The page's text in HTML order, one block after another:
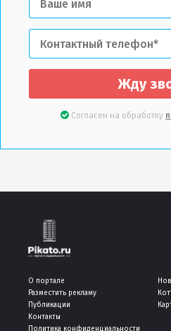
Жду
Согласен на обработку
О портале
Разместить рекламу
Публикации
Контакты
Политика конфиденциальности